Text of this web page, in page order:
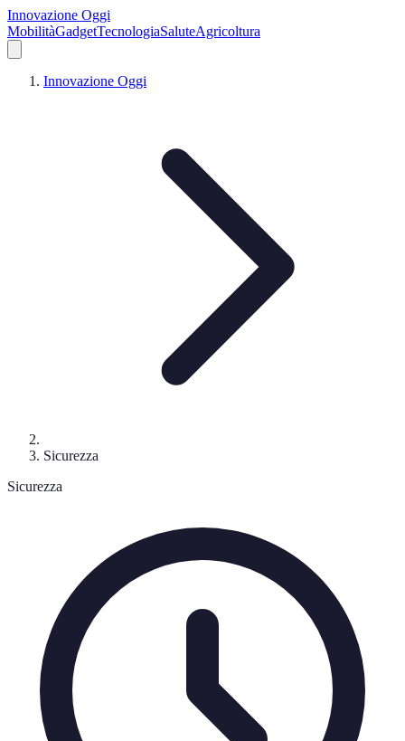
Innovazione Oggi
MobilitàGadgetTecnologiaSaluteAgricoltura
Innovazione Oggi
Sicurezza
Sicurezza